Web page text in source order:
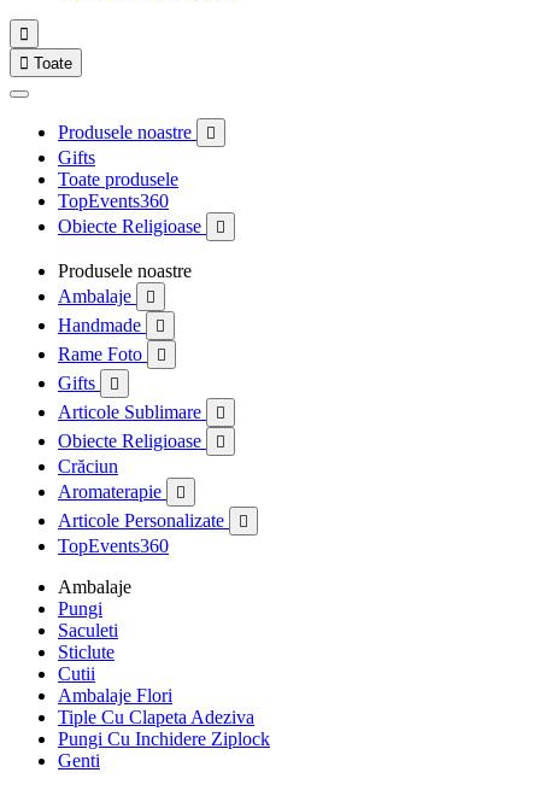

 Toate
Produsele noastre 
Gifts
Toate produsele
TopEvents360
Obiecte Religioase

Produsele noastre
Ambalaje

Handmade 
Rame Foto 
Gifts 
Articole Sublimare 
Obiecte Religioase 
Crăciun
Aromaterapie

Articole Personalizate 
TopEvents360
Ambalaje
Pungi
Saculeti
Sticlute
Cutii
Ambalaje Flori
Tiple Cu Clapeta Adeziva
Pungi Cu Inchidere Ziplock
Genti